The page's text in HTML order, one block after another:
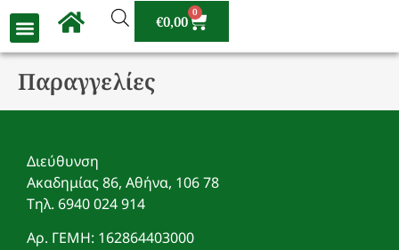
€0,00
0
Παραγγελίες
Διεύθυνση
Ακαδημίας 86, Αθήνα, 106 78
Τηλ. 6940 024 914
Αρ. ΓΕΜΗ: 162864403000